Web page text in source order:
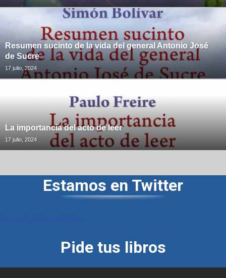
Resumen sucinto de la vida del general Antonio José
de Sucre
17 julio, 2024
La importancia del acto de leer
17 julio, 2024
Estamos en Twitter
Pide tus libros